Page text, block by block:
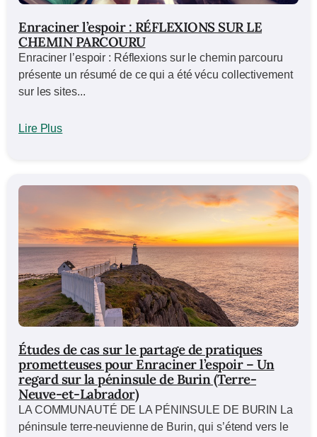
Enraciner l’espoir : RÉFLEXIONS SUR LE
CHEMIN PARCOURU
Enraciner l’espoir : Réflexions sur le chemin parcouru
présente un résumé de ce qui a été vécu collectivement
sur les sites...
Lire Plus
Études de cas sur le partage de pratiques
prometteuses pour Enraciner l’espoir – Un
regard sur la péninsule de Burin (Terre-
Neuve-et-Labrador)
LA COMMUNAUTÉ DE LA PÉNINSULE DE BURIN La
péninsule terre-neuvienne de Burin, qui s’étend vers le